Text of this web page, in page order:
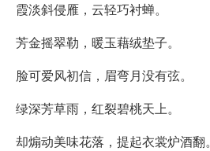
霞淡斜侵雁，云轻巧衬蝉。
芳金摇翠勒，暖玉藉绒垫子。
脸可爱风初信，眉弯月没有弦。
绿深芳草雨，红裂碧桃天上。
却煽动美味花落，提起衣裳炉酒翻。